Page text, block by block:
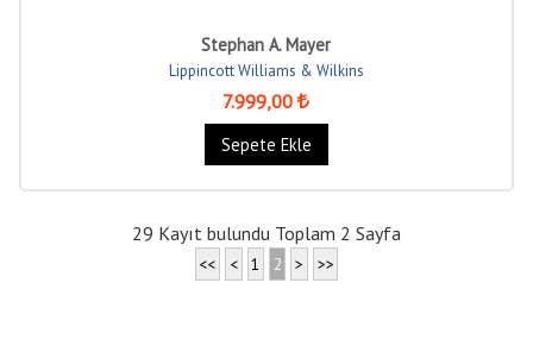
Stephan A. Mayer
Lippincott Williams & Wilkins
7.999,00
Sepete Ekle
29 Kayıt bulundu Toplam 2 Sayfa
<< < 1 2 > >>